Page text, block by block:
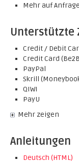
Mehr auf Anfrage
Unterstützte
Credit / Debit
Credit Card
PayPal
Skrill
QIWI
PayU
Mehr zeigen
Anleitungen
Deutsch (HTML)